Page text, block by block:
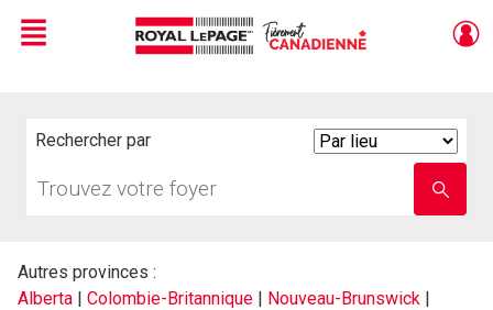
Live
En Direct
Menu
Rechercher par
votre
nom
Autres provinces :
Alberta | Colombie-Britannique | Nouveau-Brunswick |